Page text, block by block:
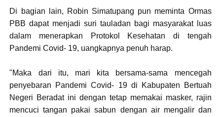
Di bagian lain, Robin Simatupang pun meminta Ormas
PBB dapat menjadi suri tauladan bagi masyarakat luas
dalam menerapkan Protokol Kesehatan di tengah
Pandemi Covid- 19, uangkapnya penuh harap.
"Maka dari itu, mari kita bersama-sama mencegah
penyebaran Pandemi Covid- 19 di Kabupaten Bertuah
Negeri Beradat ini dengan tetap memakai masker, rajin
mencuci tangan pakai sabun dengan air mengalir dan